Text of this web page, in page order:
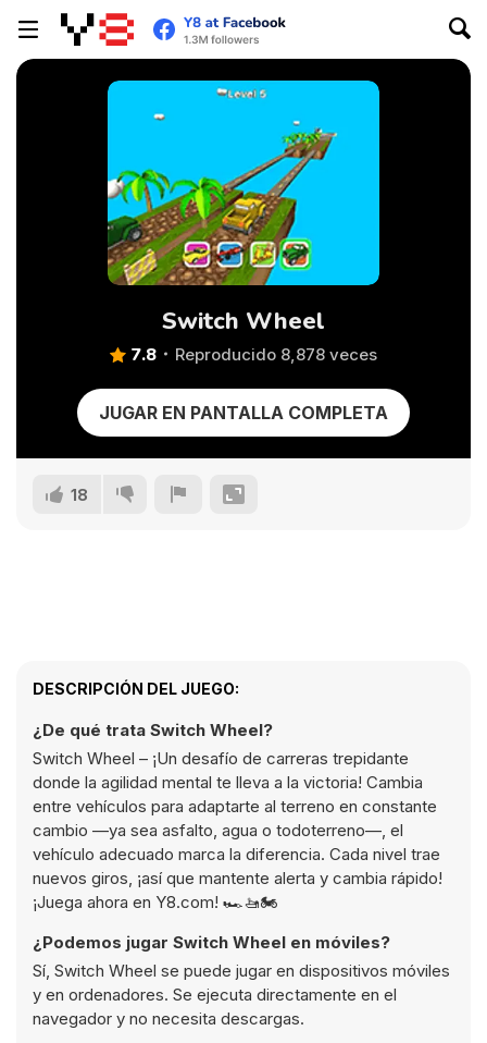
Switch Wheel
7.8 Reproducido 8,878 veces
JUGAR EN PANTALLA COMPLETA
18
DESCRIPCIÓN DEL JUEGO:
¿De qué trata Switch Wheel?
Switch Wheel – ¡Un desafío de carreras trepidante
donde la agilidad mental te lleva a la victoria! Cambia
entre vehículos para adaptarte al terreno en constante
cambio —ya sea asfalto, agua o todoterreno—, el
vehículo adecuado marca la diferencia. Cada nivel trae
nuevos giros, ¡así que mantente alerta y cambia rápido!
¡Juega ahora en Y8.com! 🏎️🚤🏍️
¿Podemos jugar Switch Wheel en móviles?
Sí, Switch Wheel se puede jugar en dispositivos móviles
y en ordenadores. Se ejecuta directamente en el
navegador y no necesita descargas.